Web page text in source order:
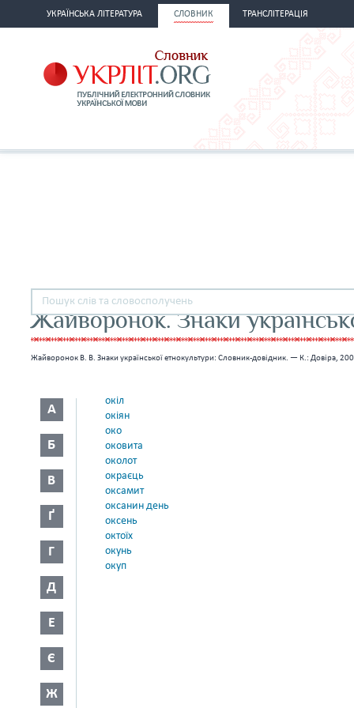
УКРАЇНСЬКА ЛІТЕРАТУРА СЛОВНИК ТРАНСЛІТЕРАЦІЯ
Жайворонок. Знаки
Жайворонок В. В. Знаки української етнокультури: Словник-довідник. — К.: Довіра,
А
Б
В
Ґ
Г
Д
Е
Є
Ж
окіл
окіян
око
оковита
околот
окраєць
оксамит
оксанин день
оксень
октоїх
окунь
окуп